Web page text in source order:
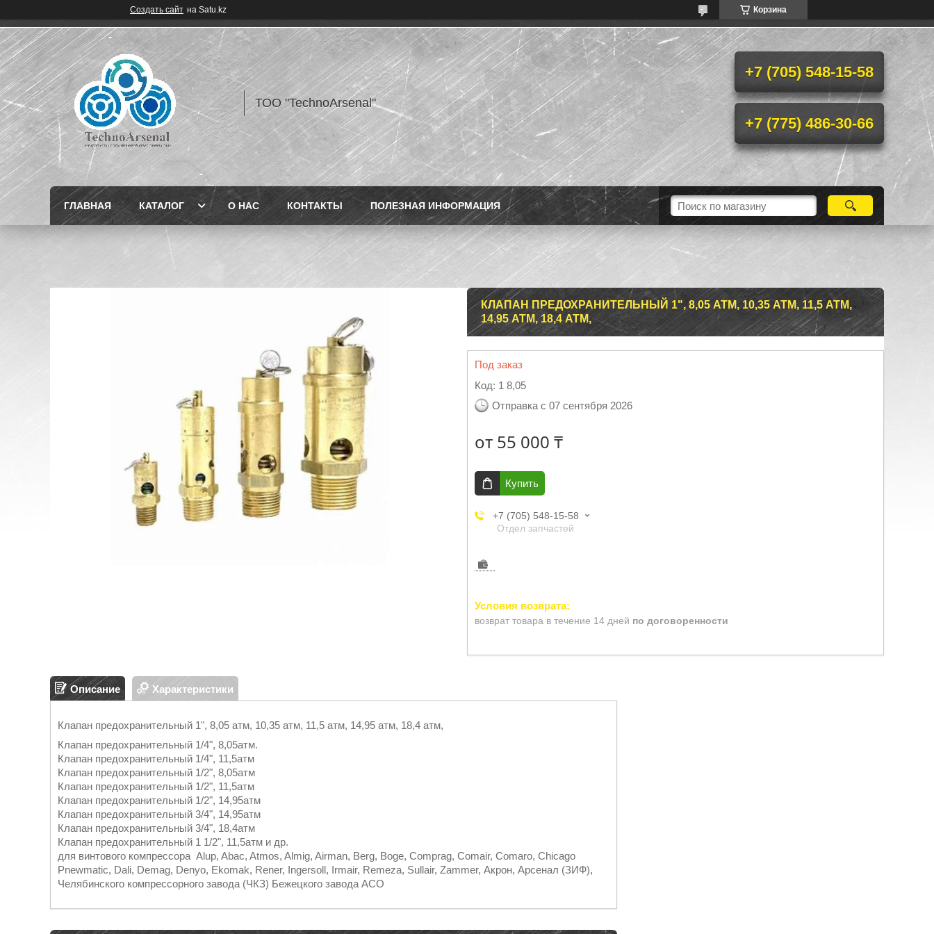
Создать сайт на Satu.kz Корзина
ТОО "TechnoArsenal"
+7 (705) 548-15-58
+7 (775) 486-30-66
ГЛАВНАЯ КАТАЛОГ О НАС КОНТАКТЫ ПОЛЕЗНАЯ ИНФОРМАЦИЯ
КЛАПАН ПРЕДОХРАНИТЕЛЬНЫЙ 1", 8,05 АТМ, 10,35 АТМ, 11,5 АТМ,
14,95 АТМ, 18,4 АТМ,
Под заказ
Код: 1 8,05
Отправка с 07 сентября 2026
от 55 000 ₸
Купить
+7 (705) 548-15-58
Отдел запчастей
возврат товара в течение 14 дней по договоренности
Описание Характеристики
Клапан предохранительный 1", 8,05 атм, 10,35 атм, 11,5 атм, 14,95 атм, 18,4 атм,
Клапан предохранительный 1/4", 8,05атм.
Клапан предохранительный 1/4", 11,5атм
Клапан предохранительный 1/2", 8,05атм
Клапан предохранительный 1/2", 11,5атм
Клапан предохранительный 1/2", 14,95атм
Клапан предохранительный 3/4", 14,95атм
Клапан предохранительный 3/4", 18,4атм
Клапан предохранительный 1 1/2", 11,5атм и др.
для винтового компрессора Alup, Abac, Atmos, Almig, Airman, Berg, Boge, Comprag, Comair, Comaro, Chicago
Pnewmatic, Dali, Demag, Denyo, Ekomak, Rener, Ingersoll, Irmair, Remeza, Sullair, Zammer, Акрон, Арсенал (ЗИФ),
Челябинского компрессорного завода (ЧКЗ) Бежецкого завода АСО